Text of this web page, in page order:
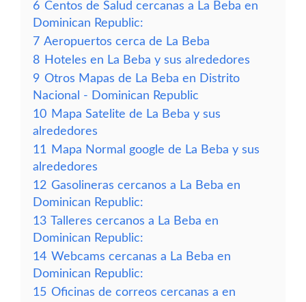
6 Centos de Salud cercanas a La Beba en
Dominican Republic:
7 Aeropuertos cerca de La Beba
8 Hoteles en La Beba y sus alrededores
9 Otros Mapas de La Beba en Distrito
Nacional - Dominican Republic
10 Mapa Satelite de La Beba y sus
alrededores
11
Mapa Normal google de La Beba y sus
alrededores
12 Gasolineras cercanos a La Beba en
Dominican Republic:
13 Talleres cercanos a La Beba en
Dominican Republic:
14 Webcams cercanas a La Beba en
Dominican Republic:
15 Oficinas de correos cercanas a en